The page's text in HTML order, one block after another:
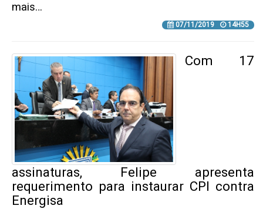
mais…
07/11/2019 14H55
Com 17
assinaturas, Felipe apresenta
requerimento para instaurar CPI contra
Energisa